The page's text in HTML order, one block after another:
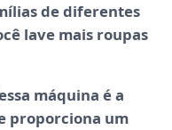
de diferentes
lave mais roupas
máquina é a
proporciona um